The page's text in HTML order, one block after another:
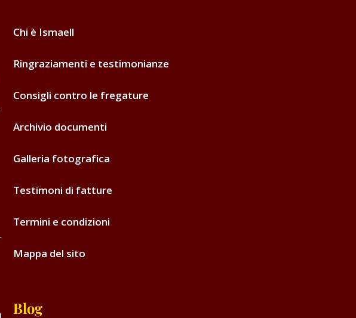
Chi è Ismaell
Ringraziamenti e testimonianze
Consigli contro le fregature
Archivio documenti
Galleria fotografica
Testimoni di fatture
Termini e condizioni
Mappa del sito
Blog